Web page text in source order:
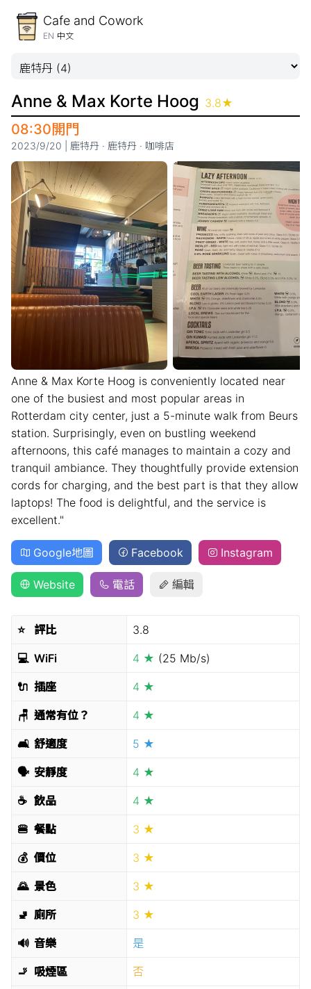
Cafe and Cowork
EN 中文
Anne & Max Korte Hoog 3.8★
08:30開門
2023/9/20 鹿特丹 · 鹿特丹 · 咖啡店
Anne & Max Korte Hoog is conveniently located near
one of the busiest and most popular areas in
Rotterdam city center, just a 5-minute walk from Beurs
station. Surprisingly, even on bustling weekend
afternoons, this café manages to maintain a cozy and
tranquil ambiance. They thoughtfully provide extension
cords for charging, and the best part is that they allow
laptops! The food is delightful, and the service is
excellent."
Google地圖 Facebook Instagram
Website 電話 編輯
⭐️ 評比 3.8
💻 WiFi 4 ★ (25 Mb/s)
🔌 插座 4 ★
🪑 通常有位？ 4 ★
🛋 舒適度 5 ★
🗣 安靜度 4 ★
☕️ 飲品 4 ★
🍔 餐點 3 ★
💰 價位 3 ★
🌄 景色 3 ★
🚽 廁所 3 ★
🔊 音樂 是
🚬 吸煙區 否